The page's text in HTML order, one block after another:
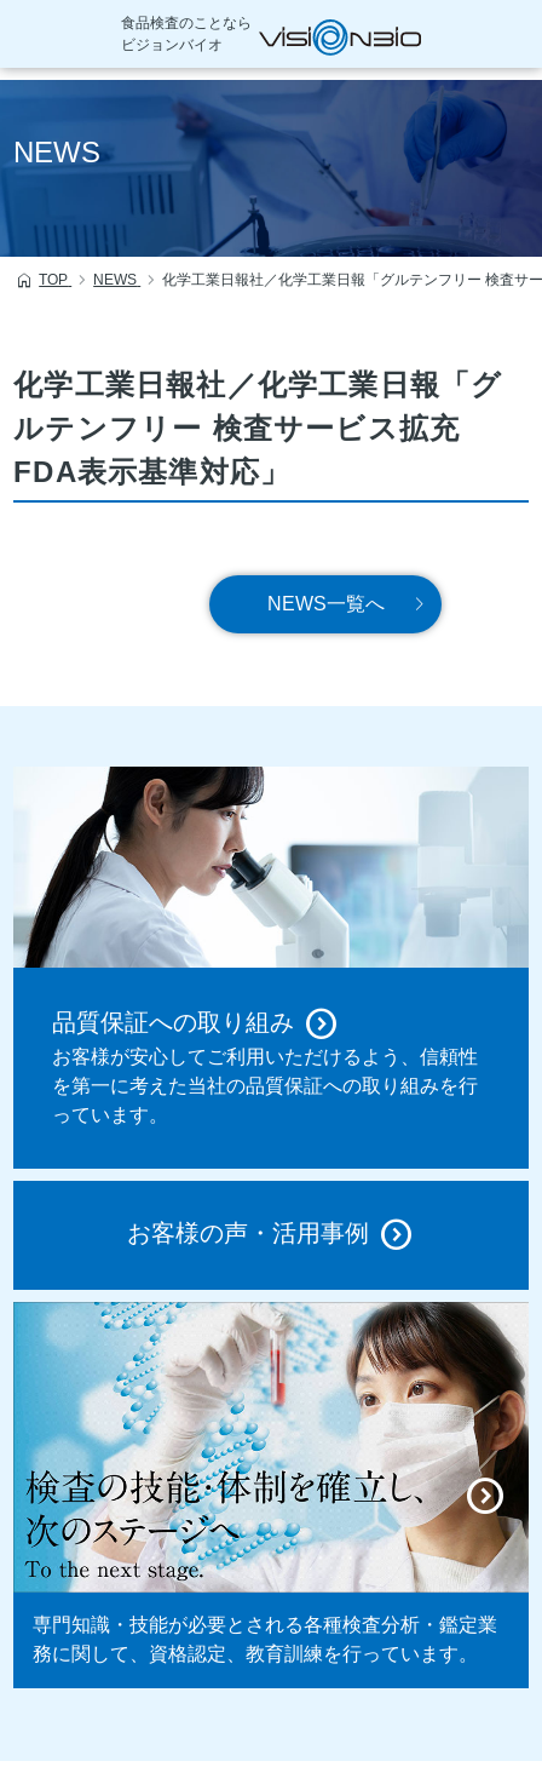
へ
食品検査のことなら
ビジョンバイオ
NEWS
TOP NEWS 化学工業日報社／化学工業日報「グルテンフリー 検査サ
化学工業日報社／化学工業日報「グ
ルテンフリー 検査サービス拡充
FDA表示基準対応」
NEWS一覧へ
品質保証への取り組み
お客様が安心してご利用いただけるよう、信頼性
を第一に考えた当社の品質保証への取り組みを行
っています。
お客様の声・活用事例
専門知識・技能が必要とされる各種検査分析・鑑定業
務に関して、資格認定、教育訓練を行っています。